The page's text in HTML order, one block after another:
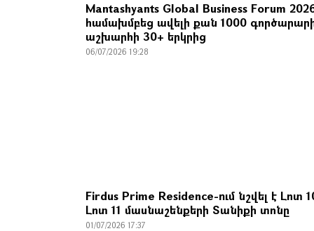
Mantashyants Global Business Forum
համախմբեց ավելի քան 1000
աշխարհի 30+ երկրից
06/07/2026 19:28
Firdus Prime Residence-ում նշվել է Լոտ
Լոտ 11 մասնաշենքերի Տանիքի տոնը
01/07/2026 17:37